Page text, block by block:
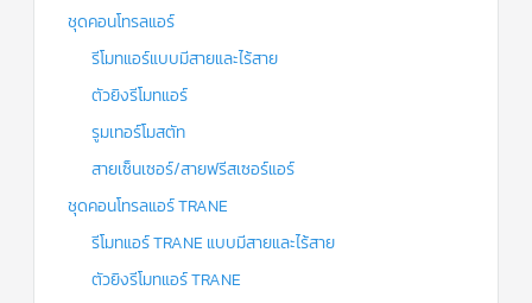
ชุดคอนโทรลแอร์
รีโมทแอร์แบบมีสายและไร้สาย
ตัวยิงรีโมทแอร์
รูมเทอร์โมสตัท
สายเซ็นเซอร์/สายฟรีสเซอร์แอร์
ชุดคอนโทรลแอร์ TRANE
รีโมทแอร์ TRANE แบบมีสายและไร้สาย
ตัวยิงรีโมทแอร์ TRANE